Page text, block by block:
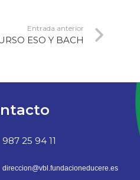
Entrada anterior
ESO Y BACH
987 25 94 11
direccion@vbl.fundacioneducere.es